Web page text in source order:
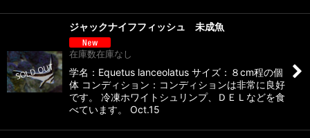
ジャックナイフフィッシュ 未成魚
在庫数在庫なし
学名：Equetus lanceolatus サイズ：８cm程の個
体 コンディション：コンディションは非常に良好
です。 冷凍ホワイトシュリンプ、ＤＥＬなどを食
べています。 Oct.15